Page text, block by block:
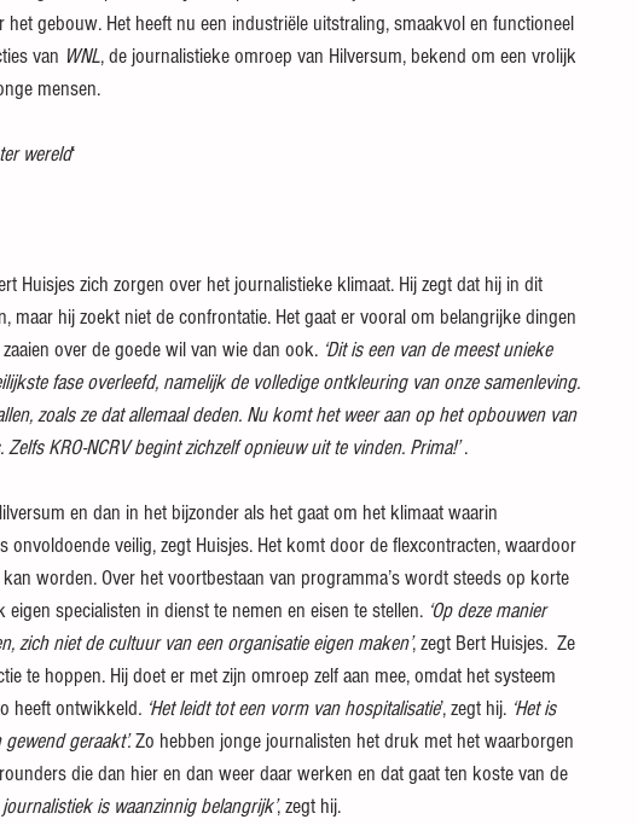
gebouw. Het heeft nu een industriële uitstraling, smaakvol en functioneel
van WNL, de journalistieke omroep van Hilversum, bekend om een vrolijk
mensen.
wereld‘
Huisjes zich zorgen over het journalistieke klimaat. Hij zegt dat hij in dit
maar hij zoekt niet de confrontatie. Het gaat er vooral om belangrijke dingen
over de goede wil van wie dan ook. ‘Dit is een van de meest unieke
fase overleefd, namelijk de volledige ontkleuring van onze samenleving.
zoals ze dat allemaal deden. Nu komt het weer aan op het opbouwen van
KRO-NCRV begint zichzelf opnieuw uit te vinden. Prima!’ .
en dan in het bijzonder als het gaat om het klimaat waarin
onvoldoende veilig, zegt Huisjes. Het komt door de flexcontracten, waardoor
worden. Over het voortbestaan van programma’s wordt steeds op korte
specialisten in dienst te nemen en eisen te stellen. ‘Op deze manier
zich niet de cultuur van een organisatie eigen maken’, zegt Bert Huisjes.  Ze
te hoppen. Hij doet er met zijn omroep zelf aan mee, omdat het systeem
heeft ontwikkeld. ‘Het leidt tot een vorm van hospitalisatie’, zegt hij. ‘Het is
geraakt’. Zo hebben jonge journalisten het druk met het waarborgen
die dan hier en dan weer daar werken en dat gaat ten koste van de
is waanzinnig belangrijk’, zegt hij.